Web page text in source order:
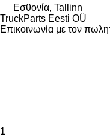
Εσθονία, Tallinn
TruckParts Eesti OÜ
Επικοινωνία με τον
1